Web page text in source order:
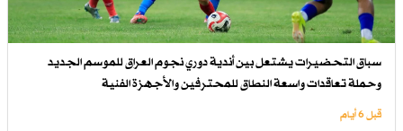
سباق التحضيرات يشتعل بين أندية دوري نجوم العراق للموسم الجديد
وحملة تعاقدات واسعة النطاق للمحترفين والأجهزة الفنية
قبل 6 أيام